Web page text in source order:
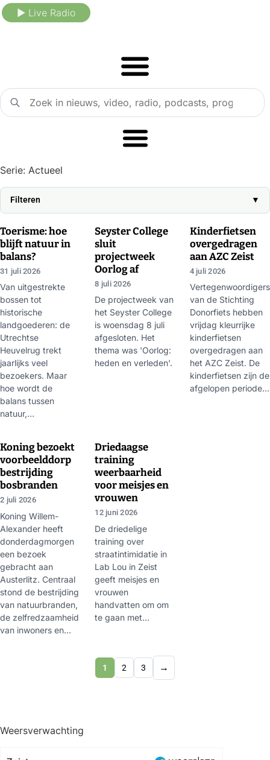
Ga
naar
► Live Radio
Serie: Actueel
Filteren ▼
▶
Toerisme: hoe
blijft natuur in
balans?
31 juli 2026
Van uitgestrekte
bossen tot
historische
landgoederen: de
Utrechtse
Heuvelrug trekt
jaarlijks veel
bezoekers. Maar
hoe wordt de
balans tussen
natuur,…
▶
Seyster College
sluit
projectweek
Oorlog af
8 juli 2026
De projectweek van
het Seyster College
is woensdag 8 juli
afgesloten. Het
thema was 'Oorlog:
heden en verleden'.
▶
Kinderfietsen
overgedragen
aan AZC Zeist
4 juli 2026
Vertegenwoordigers
van de Stichting
Donorfiets hebben
vrijdag kleurrijke
kinderfietsen
overgedragen aan
het AZC Zeist. De
kinderfietsen zijn de
afgelopen periode…
▶
Koning bezoekt
voorbeelddorp
bestrijding
bosbranden
2 juli 2026
Koning Willem-
Alexander heeft
donderdagmorgen
een bezoek
gebracht aan
Austerlitz. Centraal
stond de bestrijding
van natuurbranden,
de zelfredzaamheid
van inwoners en…
▶
Driedaagse
training
weerbaarheid
voor meisjes en
vrouwen
12 juni 2026
De driedelige
training over
straatintimidatie in
Lab Lou in Zeist
geeft meisjes en
vrouwen
handvatten om om
te gaan met…
1 2 3
Weersverwachting